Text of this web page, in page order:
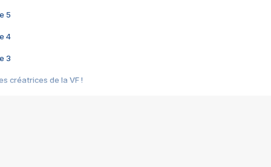
5
4
3
créatrices de la VF !